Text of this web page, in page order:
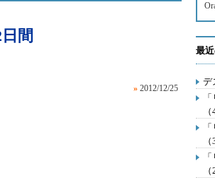
間
» 2012/12/25
最
デ
（
（
（